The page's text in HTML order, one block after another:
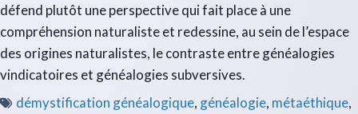
défend plutôt une perspective qui fait place à une
compréhension naturaliste et redessine, au sein de l’espace
des origines naturalistes, le contraste entre généalogies
vindicatoires et généalogies subversives.
démystification généalogique, généalogie, métaéthique,